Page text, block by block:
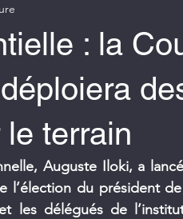
: la
terrain
Auguste Iloki, a
l’élection du président
les délégués de